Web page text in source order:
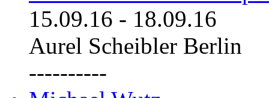
15.09.16 - 18.09.16
Aurel Scheibler Berlin
----------